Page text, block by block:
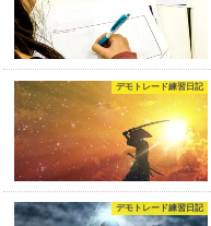
デモトレード練習日記
デモトレード練習日記